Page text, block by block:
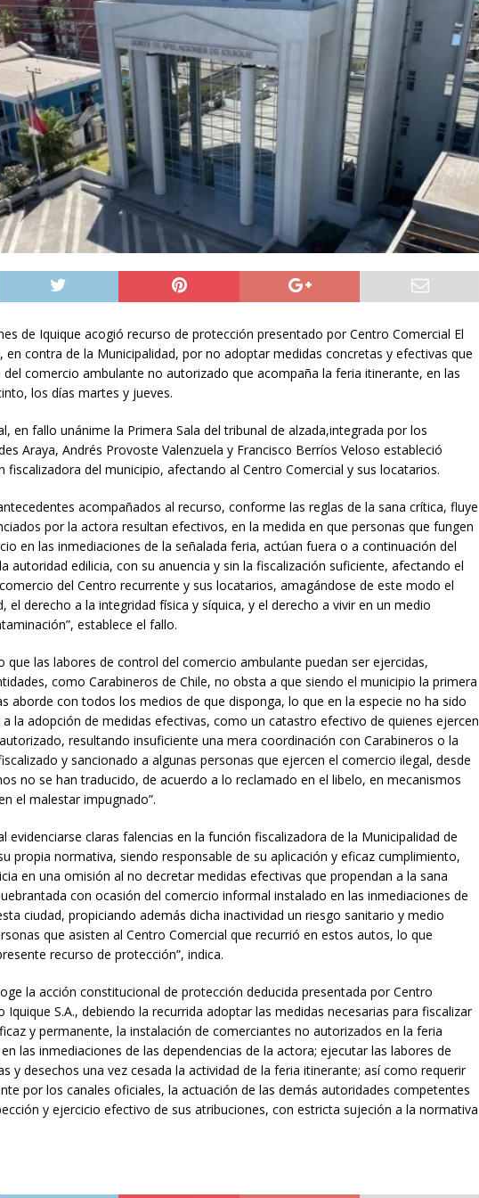
preventiva en la región
POLICIAL
[ 06/08/2026 ]
El papa León XIV viajará a Uruguay, Argentina y Perú del 6 al 17 de
noviembre
INTERNACIONAL
[ 07/08/2026 ] Diputado Jofré oficia a la SCJ para fiscalizar el impacto fiscal en la
Municipalidad y el GORE Tarapacá
DEPORTES
de Iquique acogió recurso de protección presentado por Centro Comercial El
en contra de la Municipalidad, por no adoptar medidas concretas y efectivas que
comercio ambulante no autorizado que acompaña la feria itinerante, en las
los días martes y jueves.
en fallo unánime la Primera Sala del tribunal de alzada,integrada por los
Araya, Andrés Provoste Valenzuela y Francisco Berríos Veloso estableció
fiscalizadora del municipio, afectando al Centro Comercial y sus locatarios.
acompañados al recurso, conforme las reglas de la sana crítica, fluye
por la actora resultan efectivos, en la medida en que personas que fungen
en las inmediaciones de la señalada feria, actúan fuera o a continuación del
autoridad edilicia, con su anuencia y sin la fiscalización suficiente, afectando el
del Centro recurrente y sus locatarios, amagándose de este modo el
el derecho a la integridad física y síquica, y el derecho a vivir en un medio
establece el fallo.
que las labores de control del comercio ambulante puedan ser ejercidas,
como Carabineros de Chile, no obsta a que siendo el municipio la primera
aborde con todos los medios de que disponga, lo que en la especie no ha sido
la adopción de medidas efectivas, como un catastro efectivo de quienes ejercen
resultando insuficiente una mera coordinación con Carabineros o la
y sancionado a algunas personas que ejercen el comercio ilegal, desde
no se han traducido, de acuerdo a lo reclamado en el libelo, en mecanismos
el malestar impugnado”.
evidenciarse claras falencias en la función fiscalizadora de la Municipalidad de
propia normativa, siendo responsable de su aplicación y eficaz cumplimiento,
en una omisión al no decretar medidas efectivas que propendan a la sana
con ocasión del comercio informal instalado en las inmediaciones de
ciudad, propiciando además dicha inactividad un riesgo sanitario y medio
que asisten al Centro Comercial que recurrió en estos autos, lo que
recurso de protección”, indica.
la acción constitucional de protección deducida presentada por Centro
Iquique S.A., debiendo la recurrida adoptar las medidas necesarias para fiscalizar
y permanente, la instalación de comerciantes no autorizados en la feria
las inmediaciones de las dependencias de la actora; ejecutar las labores de
y desechos una vez cesada la actividad de la feria itinerante; así como requerir
por los canales oficiales, la actuación de las demás autoridades competentes
y ejercicio efectivo de sus atribuciones, con estricta sujeción a la normativa